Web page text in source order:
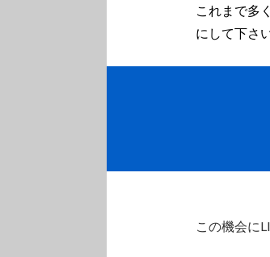
これまで多
にして下さい
この機会に